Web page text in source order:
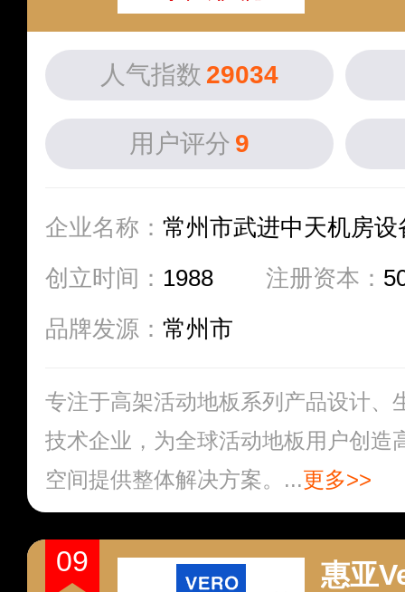
人气指数 29034
用户评分 9
企业名称： 常州市武进中天机房
创立时间： 1988 注册资本：
品牌发源： 常州市
专注于高架活动地板系列产品设计、
技术企业，为全球活动地板用户创造
空间提供整体解决方案。...更多>>
09 惠亚